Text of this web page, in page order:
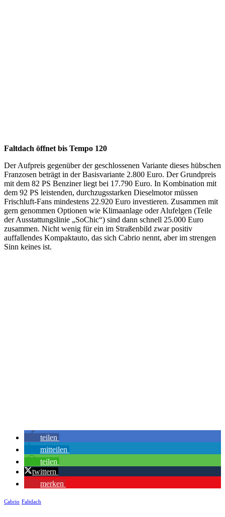
Faltdach öffnet bis Tempo 120
Der Aufpreis gegenüber der geschlossenen Variante dieses hübschen
Franzosen beträgt in der Basisvariante 2.800 Euro. Der Grundpreis
mit dem 82 PS Benziner liegt bei 17.790 Euro. In Kombination mit
dem 92 PS leistenden, durchzugsstarken Dieselmotor müssen
Frischluft-Fans mindestens 22.920 Euro investieren. Zusammen mit
gern genommen Optionen wie Klimaanlage oder Alufelgen (Teile
der Ausstattungslinie „SoChic“) sind dann schnell 25.000 Euro
zusammen. Nicht wenig für ein im Straßenbild zwar positiv
auffallendes Kompaktauto, das sich Cabrio nennt, aber im strengen
Sinn keines ist.
teilen
mitteilen
teilen
twittern
merken
Cabrio Faltdach